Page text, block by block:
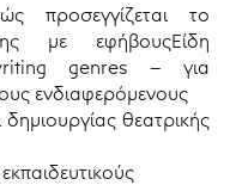
προσεγγίζεται το
με εφήβουςΕίδη
genres – για
ενδιαφερόμενους
θεατρικής